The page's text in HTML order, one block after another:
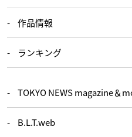
作品情報
ランキング
TOKYO NEWS magazine＆
B.L.T.web